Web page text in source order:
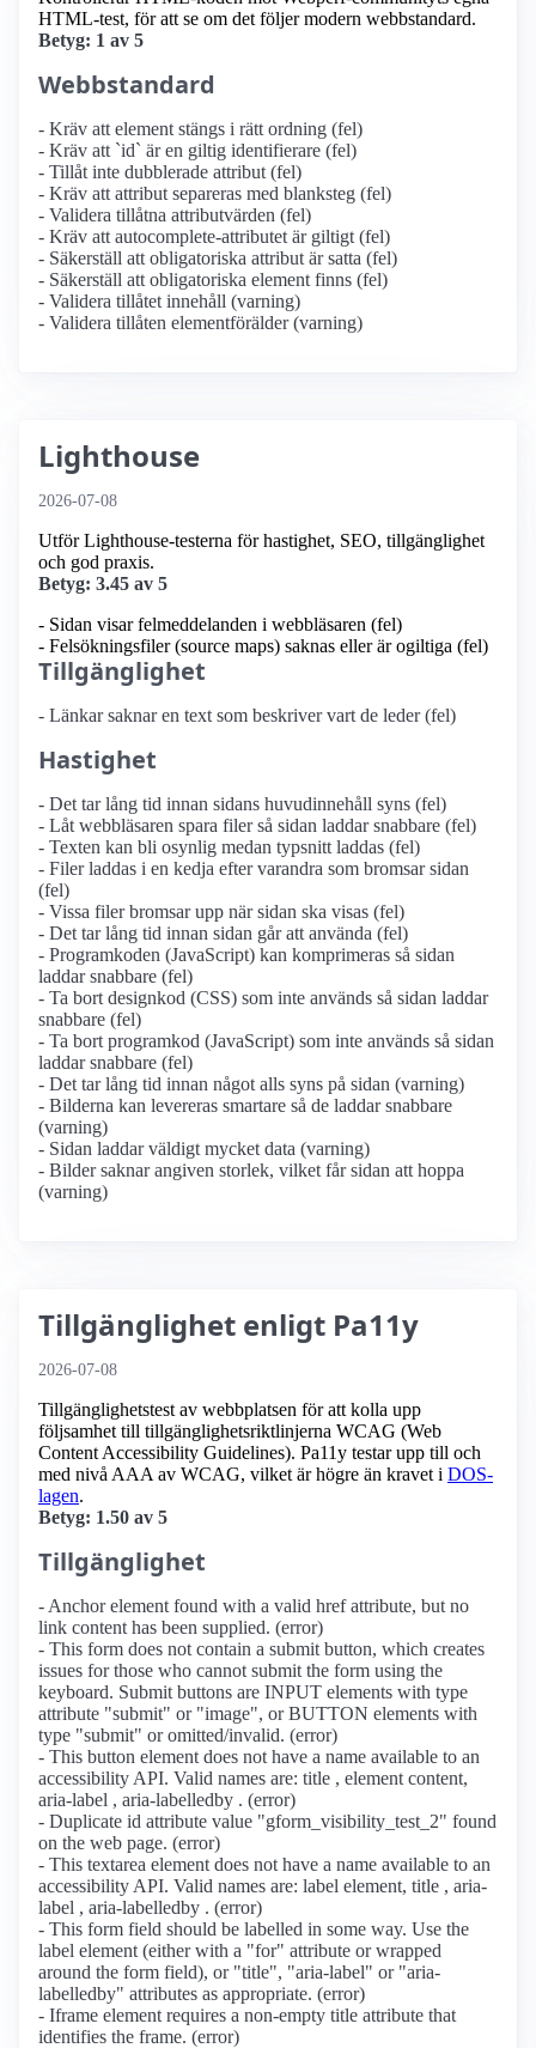
HTML-test, för att se om det följer modern webbstandard.
Betyg: 1 av 5
Webbstandard
- Kräv att element stängs i rätt ordning (fel)
- Kräv att `id` är en giltig identifierare (fel)
- Tillåt inte dubblerade attribut (fel)
- Kräv att attribut separeras med blanksteg (fel)
- Validera tillåtna attributvärden (fel)
- Kräv att autocomplete-attributet är giltigt (fel)
- Säkerställ att obligatoriska attribut är satta (fel)
- Säkerställ att obligatoriska element finns (fel)
- Validera tillåtet innehåll (varning)
- Validera tillåten elementförälder (varning)
Lighthouse
2026-07-08
Utför Lighthouse-testerna för hastighet, SEO, tillgänglighet
och god praxis.
Betyg: 3.45 av 5
- Sidan visar felmeddelanden i webbläsaren (fel)
- Felsökningsfiler (source maps) saknas eller är ogiltiga (fel)
Tillgänglighet
- Länkar saknar en text som beskriver vart de leder (fel)
Hastighet
- Det tar lång tid innan sidans huvudinnehåll syns (fel)
- Låt webbläsaren spara filer så sidan laddar snabbare (fel)
- Texten kan bli osynlig medan typsnitt laddas (fel)
- Filer laddas i en kedja efter varandra som bromsar sidan
(fel)
- Vissa filer bromsar upp när sidan ska visas (fel)
- Det tar lång tid innan sidan går att använda (fel)
- Programkoden (JavaScript) kan komprimeras så sidan
laddar snabbare (fel)
- Ta bort designkod (CSS) som inte används så sidan laddar
snabbare (fel)
- Ta bort programkod (JavaScript) som inte används så sidan
laddar snabbare (fel)
- Det tar lång tid innan något alls syns på sidan (varning)
- Bilderna kan levereras smartare så de laddar snabbare
(varning)
- Sidan laddar väldigt mycket data (varning)
- Bilder saknar angiven storlek, vilket får sidan att hoppa
(varning)
Tillgänglighet enligt Pa11y
2026-07-08
Tillgänglighetstest av webbplatsen för att kolla upp
följsamhet till tillgänglighets­riktlinjerna WCAG (Web
Content Accessibility Guidelines). Pa11y testar upp till och
med nivå AAA av WCAG, vilket är högre än kravet i DOS-
lagen.
Betyg: 1.50 av 5
Tillgänglighet
- Anchor element found with a valid href attribute, but no
link content has been supplied. (error)
- This form does not contain a submit button, which creates
issues for those who cannot submit the form using the
keyboard. Submit buttons are INPUT elements with type
attribute "submit" or "image", or BUTTON elements with
type "submit" or omitted/invalid. (error)
- This button element does not have a name available to an
accessibility API. Valid names are: title , element content,
aria-label , aria-labelledby . (error)
- Duplicate id attribute value "gform_visibility_test_2" found
on the web page. (error)
- This textarea element does not have a name available to an
accessibility API. Valid names are: label element, title , aria-
label , aria-labelledby . (error)
- This form field should be labelled in some way. Use the
label element (either with a "for" attribute or wrapped
around the form field), or "title", "aria-label" or "aria-
labelledby" attributes as appropriate. (error)
- Iframe element requires a non-empty title attribute that
identifies the frame. (error)